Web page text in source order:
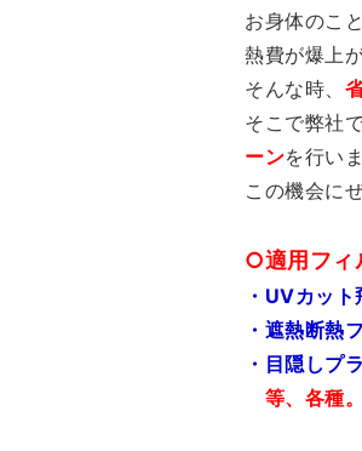
お身体のこ
熱費が爆上
そんな時、
そこで弊社
ーンを行いま
この機会に
○適用フィ
・UVカッ
・遮熱断熱
・目隠しプ
等、各種。